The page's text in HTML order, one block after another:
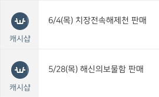
캐시샵
6/4(목) 치장전속해제천 판매
캐시샵
5/28(목) 해신의보물함 판매